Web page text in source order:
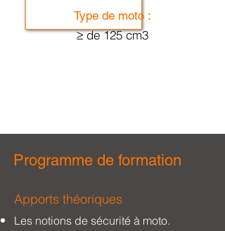
Type de moto :
≥ de 125 cm3
Programme de formation
Apports théoriques
Les notions de sécurité à moto.